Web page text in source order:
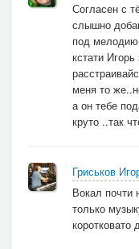
Согласен с
слышно
под
кстати
меня то
а он тебе
круто ..так
Гриськов
Вокал почти
только
коротковато